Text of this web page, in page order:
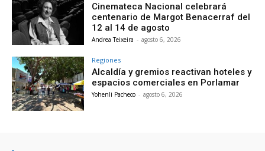
Cinemateca Nacional celebrará
centenario de Margot Benacerraf del
12 al 14 de agosto
Andrea Teixeira - agosto 6, 2026
Regiones
Alcaldía y gremios reactivan hoteles y
espacios comerciales en Porlamar
Yohenli Pacheco - agosto 6, 2026